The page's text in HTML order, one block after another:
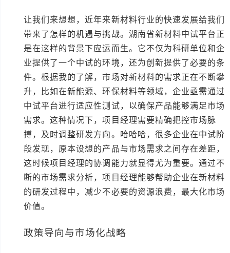
让我们来想想，近年来新材料行业的快速发展给我们
带来了怎样的机遇与挑战。湖南省新材料中试平台正
是在这样的背景下应运而生。它不仅为科研单位和企
业提供了一个中试的环境，还为创新提供了必要的条
件。根据我的了解，市场对新材料的需求正在不断攀
升，比如在新能源、环保材料等领域，企业亟需通过
中试平台进行适应性测试，以确保产品能够满足市场
需求。这种情况下，项目经理需要精确把控市场脉
搏，及时调整研发方向。哈哈哈，很多企业在中试阶
段发现，原本设想的产品与市场需求之间存在差距，
这时候项目经理的协调能力就显得尤为重要。通过不
断的市场需求分析，项目经理能够帮助企业在新材料
的研发过程中，减少不必要的资源浪费，最大化市场
价值。
政策导向与市场化战略